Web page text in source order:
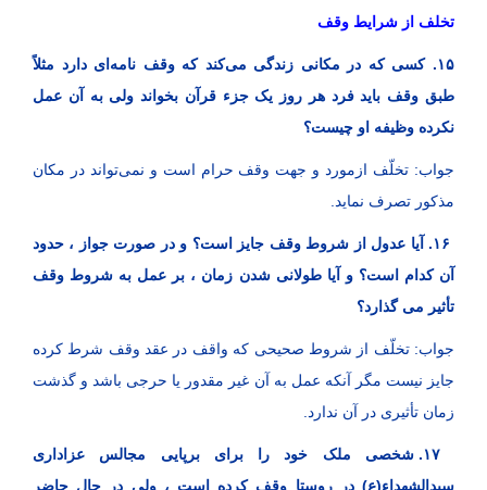
تخلف از شرایط وقف
۱۵. کسی که در مکانی زندگی می‌کند که وقف نامه‌ای دارد مثلاً
طبق وقف باید فرد هر روز یک جزء قرآن بخواند ولی به آن عمل
نکرده وظیفه او چیست؟
جواب: تخلّف ازمورد و جهت وقف حرام است و نمی‌تواند در مکان
مذکور تصرف نماید.
۱۶. آیا عدول از شروط وقف جایز است؟ و در صورت جواز ، حدود
آن کدام است؟ و آیا طولانی شدن زمان ، بر عمل به شروط وقف
تأثیر می ‌گذارد؟
جواب: تخلّف از شروط صحیحی که واقف در عقد وقف شرط کرده
جایز نیست مگر آنکه عمل به آن غیر مقدور یا حرجی باشد و گذشت
زمان تأثیری در آن ندارد.
۱۷. شخصی ملک خود را برای برپایی مجالس عزاداری
سیدالشهداء(ع) در روستا وقف کرده است ، ولی در حال حاضر